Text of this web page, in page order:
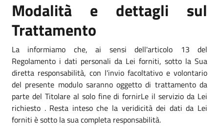
Modalità e dettagli sul
Trattamento
La informiamo che, ai sensi dell'articolo 13 del
Regolamento i dati personali da Lei forniti, sotto la Sua
diretta responsabilità, con l'invio facoltativo e volontario
del presente modulo saranno oggetto di trattamento da
parte del Titolare al solo fine di fornirLe il servizio da Lei
richiesto . Resta inteso che la veridicità dei dati da Lei
forniti è sotto la sua completa responsabilità.